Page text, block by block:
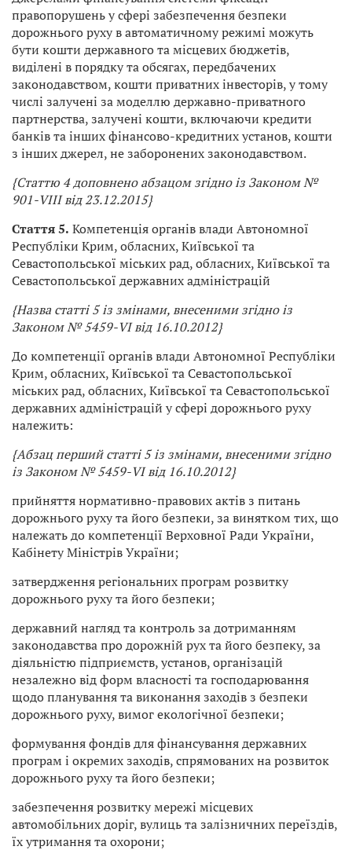
правопорушень у сфері забезпечення безпеки
дорожнього руху в автоматичному режимі можуть
бути кошти державного та місцевих бюджетів,
виділені в порядку та обсягах, передбачених
законодавством, кошти приватних інвесторів, у тому
числі залучені за моделлю державно-приватного
партнерства, залучені кошти, включаючи кредити
банків та інших фінансово-кредитних установ, кошти
з інших джерел, не заборонених законодавством.
{Статтю 4 доповнено абзацом згідно із Законом №
901-VIII від 23.12.2015}
Стаття 5. Компетенція органів влади Автономної
Республіки Крим, обласних, Київської та
Севастопольської міських рад, обласних, Київської та
Севастопольської державних адміністрацій
{Назва статті 5 із змінами, внесеними згідно із
Законом № 5459-VI від 16.10.2012}
До компетенції органів влади Автономної Республіки
Крим, обласних, Київської та Севастопольської
міських рад, обласних, Київської та Севастопольської
державних адміністрацій у сфері дорожнього руху
належить:
{Абзац перший статті 5 із змінами, внесеними згідно
із Законом № 5459-VI від 16.10.2012}
прийняття нормативно-правових актів з питань
дорожнього руху та його безпеки, за винятком тих, що
належать до компетенції Верховної Ради України,
Кабінету Міністрів України;
затвердження регіональних програм розвитку
дорожнього руху та його безпеки;
державний нагляд та контроль за дотриманням
законодавства про дорожній рух та його безпеку, за
діяльністю підприємств, установ, організацій
незалежно від форм власності та господарювання
щодо планування та виконання заходів з безпеки
дорожнього руху, вимог екологічної безпеки;
формування фондів для фінансування державних
програм і окремих заходів, спрямованих на розвиток
дорожнього руху та його безпеки;
забезпечення розвитку мережі місцевих
автомобільних доріг, вулиць та залізничних переїздів,
їх утримання та охорони;